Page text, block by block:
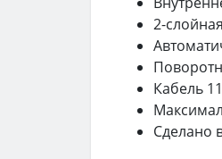
2-
Кабель
Сделано